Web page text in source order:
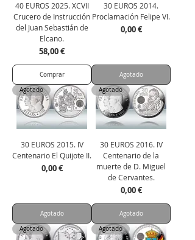
40 EUROS 2025. XCVII
Crucero de Instrucción
del Juan Sebastián de
Elcano.
Precio
58,00 €
Comprar
30 EUROS 2014.
Proclamación Felipe VI.
Precio
0,00 €
Agotado
Agotado
30 EUROS 2015. IV
Centenario El Quijote II.
Precio
0,00 €
Agotado
Agotado
30 EUROS 2016. IV
Centenario de la
muerte de D. Miguel
de Cervantes.
Precio
0,00 €
Agotado
Agotado
Agotado